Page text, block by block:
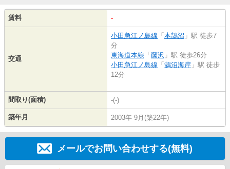
賃料 -
交通
小田急江ノ島線 「 本鵠沼 」駅 徒歩7
分
東海道本線 「 藤沢 」駅 徒歩26分
小田急江ノ島線 「 鵠沼海岸 」駅 徒歩
12分
間取り(面積) -(-)
築年月 2003年 9月(築22年)
メールでお問い合わせする(無料)